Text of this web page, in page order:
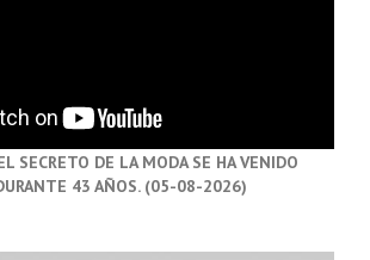
SECRETO DE LA MODA SE HA VENIDO
43 AÑOS. (05-08-2026)